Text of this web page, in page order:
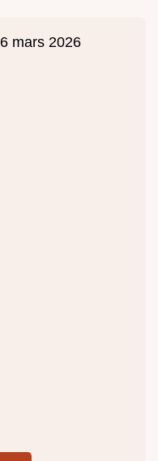
6 mars 2026